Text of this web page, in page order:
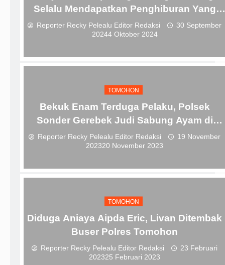
Selalu Mendapatkan Penghiburan Yang
Sejati
Reporter Recky Pelealu Editor Redaksi
30 September
20244 Oktober 2024
TOMOHON
Bekuk Enam Terduga Pelaku, Polsek
Sonder Gerebek Judi Sabung Ayam di
Desa Tincep
Reporter Recky Pelealu Editor Redaksi
19 November
202320 November 2023
TOMOHON
Diduga Aniaya Aipda Eric, Livan Ditembak
Buser Polres Tomohon
Reporter Recky Pelealu Editor Redaksi
23 Februari
202325 Februari 2023